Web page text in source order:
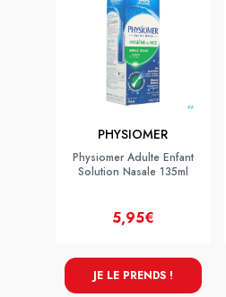
PHYSIOMER
Physiomer Adulte Enfant
Solution Nasale 135ml
5,95€
JE LE PRENDS !